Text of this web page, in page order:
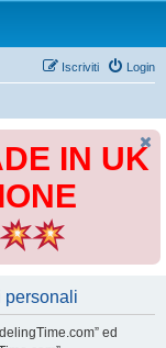
Login
Iscriviti
IN UK
personali
ed